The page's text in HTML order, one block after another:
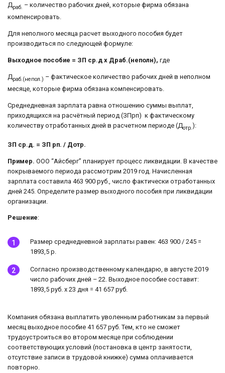
Драб. – количество рабочих дней, которые фирма обязана
компенсировать.
Для неполного месяца расчет выходного пособия будет
производиться по следующей формуле:
Выходное пособие = ЗП ср.д x Драб.(неполн), где
Драб.(непол.) – фактическое количество рабочих дней в неполном
месяце, которые фирма обязана компенсировать.
Среднедневная зарплата равна отношению суммы выплат,
приходящихся на расчётный период (ЗПрп) к фактическому
количеству отработанных дней в расчетном периоде (Дотр.):
ЗП ср.д. = ЗП рп. / Дотр.
Пример. ООО “Айсберг” планирует процесс ликвидации. В качестве
покрываемого периода рассмотрим 2019 год. Начисленная
зарплата составила 463 900 руб., число фактически отработанных
дней 245. Определите размер выходного пособия при ликвидации
организации.
Решение:
Размер среднедневной зарплаты равен: 463 900 / 245 =
1893,5 р.
Согласно производственному календарю, в августе 2019
число рабочих дней – 22. Выходное пособие составит:
1893,5 руб. х 23 дня = 41 657 руб.
Компания обязана выплатить уволенным работникам за первый
месяц выходное пособие 41 657 руб. Тем, кто не сможет
трудоустроиться во втором месяце при соблюдении
соответствующих условий (постановка в центр занятости,
отсутствие записи в трудовой книжке) сумма оплачивается
повторно.